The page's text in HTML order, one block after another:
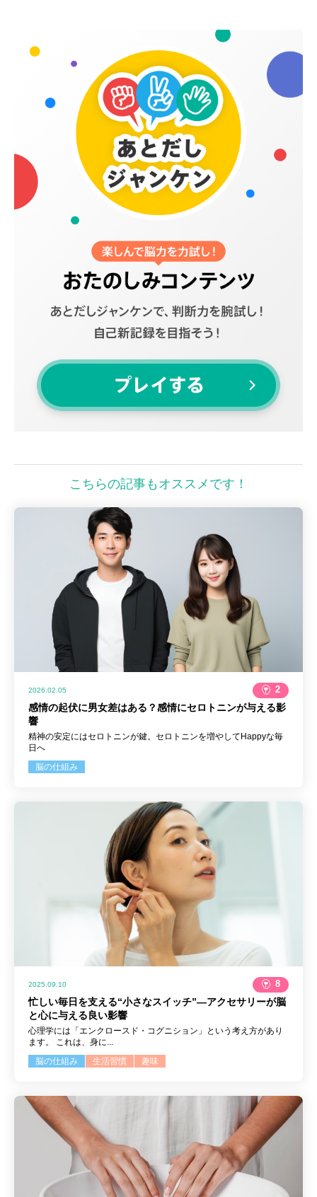
こちらの記事もオススメです！
2026.02.05 2
感情の起伏に男女差はある？感情にセロトニンが与える影
響
精神の安定にはセロトニンが鍵。セロトニンを増やしてHappyな毎
日へ
脳の仕組み
2025.09.10 8
忙しい毎日を支える“小さなスイッチ”―アクセサリーが脳
と心に与える良い影響
心理学には「エンクロースド・コグニション」という考え方があり
ます。 これは、身に...
脳の仕組み
生活習慣 趣味